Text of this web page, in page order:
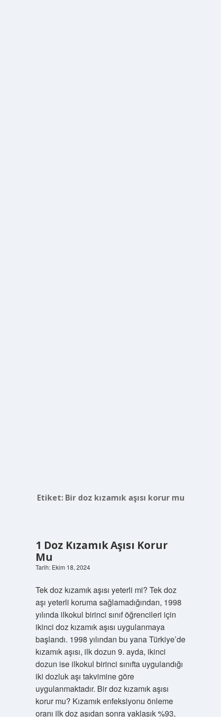
Etiket: Bir doz kızamık aşısı korur mu
1 Doz Kızamık Aşısı Korur
Mu
Tarih: Ekim 18, 2024
Tek doz kızamık aşısı yeterli mi? Tek doz
aşı yeterli koruma sağlamadığından, 1998
yılında ilkokul birinci sınıf öğrencileri için
ikinci doz kızamık aşısı uygulanmaya
başlandı. 1998 yılından bu yana Türkiye’de
kızamık aşısı, ilk dozun 9. ayda, ikinci
dozun ise ilkokul birinci sınıfta uygulandığı
iki dozluk aşı takvimine göre
uygulanmaktadır. Bir doz kızamık aşısı
korur mu? Kızamık enfeksiyonu önleme
oranı ilk doz aşıdan sonra yaklaşık %93,